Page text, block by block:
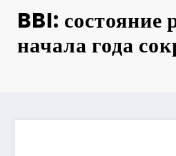
BBI: состояние
начала года